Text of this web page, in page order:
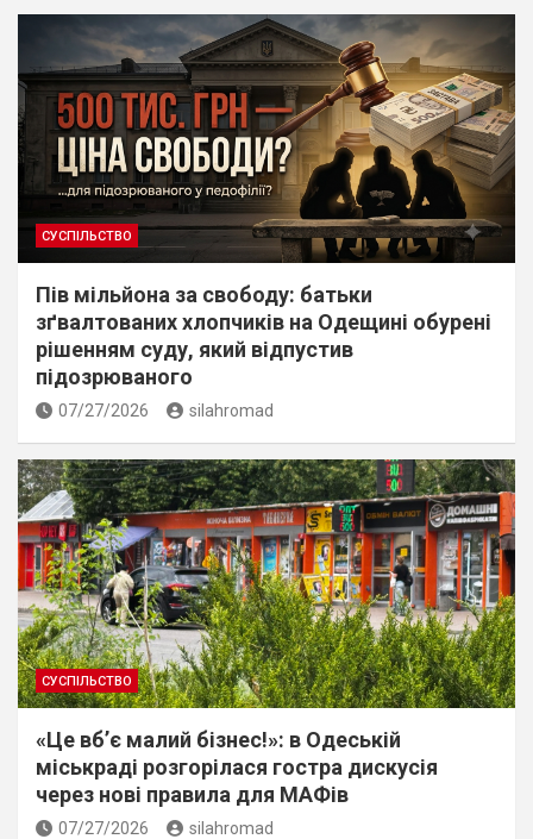
СУСПІЛЬСТВО
Пів мільйона за свободу: батьки
зґвалтованих хлопчиків на Одещині обурені
рішенням суду, який відпустив
підозрюваного
07/27/2026 silahromad
СУСПІЛЬСТВО
«Це вб’є малий бізнес!»: в Одеській
міськраді розгорілася гостра дискусія
через нові правила для МАФів
07/27/2026 silahromad